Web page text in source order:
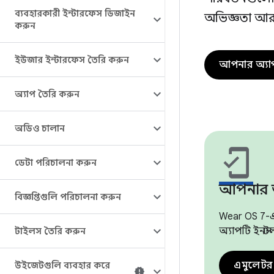
ব্যবহারকারী ইন্টারফেস ডিজাইন
করুন
ইউজার ইন্টারফেস তৈরি করুন
অ্যাপ তৈরি করুন
অডিও চালান
ডেটা পরিচালনা করুন
বিজ্ঞপ্তিগুলি পরিচালনা করুন
টাইলস তৈরি করুন
উইজেটগুলি ব্যবহার করে
অভিজ্ঞতা
আপনার
mobile_friendly
আপনার
Wear OS
অ্যাপটি